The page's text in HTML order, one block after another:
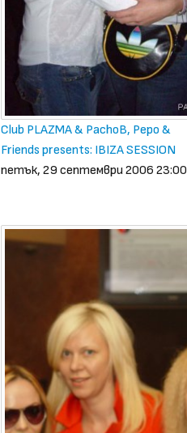
Club PLAZMA & PachoB, Pepo &
Friends presents: IBIZA SESSION
петък, 29 септември 2006 23:00